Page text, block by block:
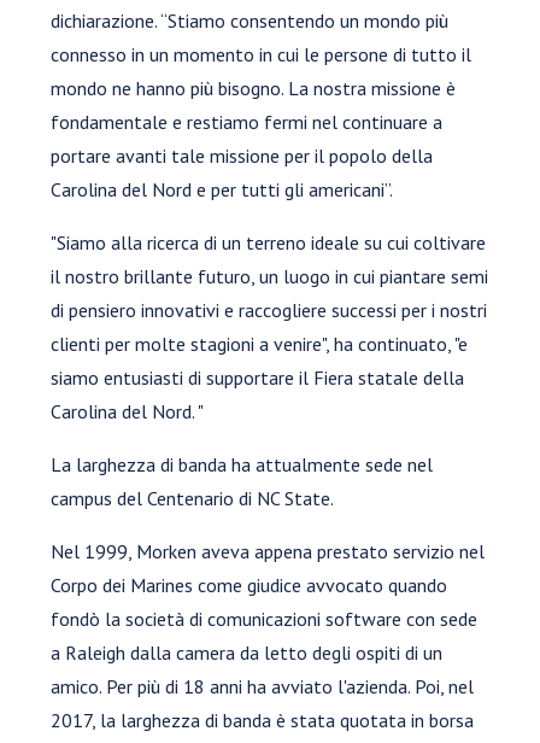
dichiarazione. “Stiamo consentendo un mondo più
connesso in un momento in cui le persone di tutto il
mondo ne hanno più bisogno. La nostra missione è
fondamentale e restiamo fermi nel continuare a
portare avanti tale missione per il popolo della
Carolina del Nord e per tutti gli americani”.
"Siamo alla ricerca di un terreno ideale su cui coltivare
il nostro brillante futuro, un luogo in cui piantare semi
di pensiero innovativi e raccogliere successi per i nostri
clienti per molte stagioni a venire", ha continuato, "e
siamo entusiasti di supportare il Fiera statale della
Carolina del Nord. "
La larghezza di banda ha attualmente sede nel
campus del Centenario di NC State.
Nel 1999, Morken aveva appena prestato servizio nel
Corpo dei Marines come giudice avvocato quando
fondò la società di comunicazioni software con sede
a Raleigh dalla camera da letto degli ospiti di un
amico. Per più di 18 anni ha avviato l'azienda. Poi, nel
2017, la larghezza di banda è stata quotata in borsa